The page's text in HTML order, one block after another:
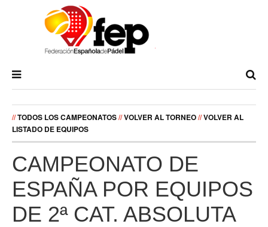
//TODOS LOS CAMPEONATOS//VOLVER AL TORNEO//VOLVER AL
LISTADO DE EQUIPOS
CAMPEONATO DE
ESPAÑA POR EQUIPOS
DE 2ª CAT. ABSOLUTA